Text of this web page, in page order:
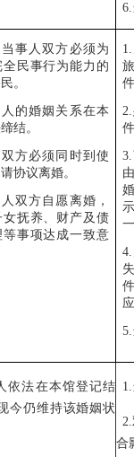
6.
事人双方必须为
全民事行为能力的
。
的婚姻关系在本
结。
方必须同时到使
协议离婚。
双方自愿离婚，
女抚养、财产及债
等事项达成一致意
1.
2.
3.
4.
5.
依法在本馆登记结
今仍维持该婚姻状
1.
2.
合